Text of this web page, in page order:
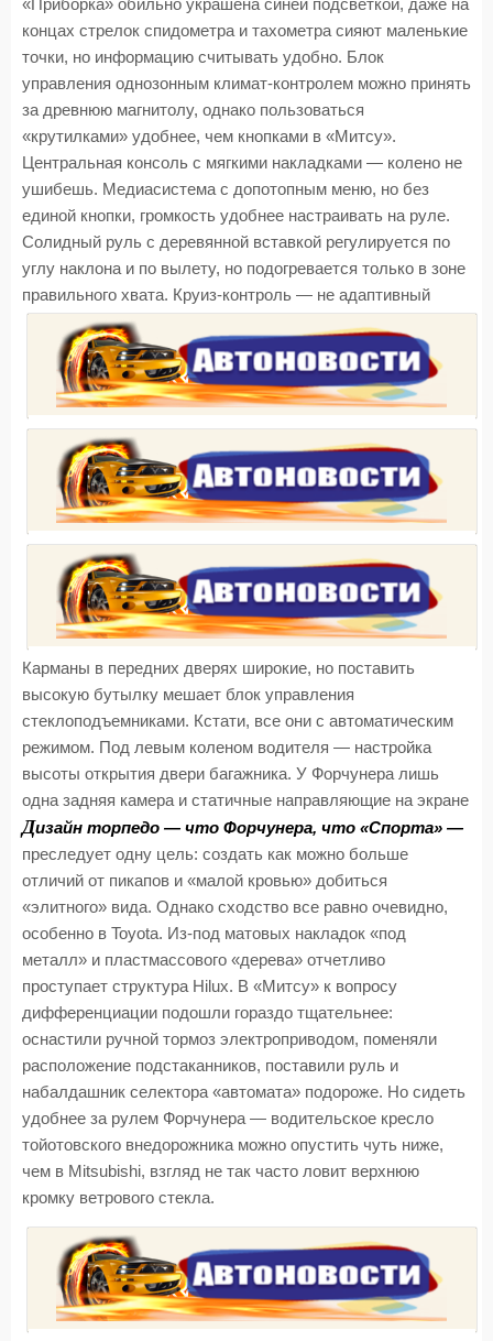
«Приборка» обильно украшена синей подсветкой, даже на
концах стрелок спидометра и тахометра сияют маленькие
точки, но информацию считывать удобно. Блок
управления однозонным климат-контролем можно принять
за древнюю магнитолу, однако пользоваться
«крутилками» удобнее, чем кнопками в «Митсу».
Центральная консоль с мягкими накладками — колено не
ушибешь. Медиасистема с допотопным меню, но без
единой кнопки, громкость удобнее настраивать на руле.
Солидный руль с деревянной вставкой регулируется по
углу наклона и по вылету, но подогревается только в зоне
правильного хвата. Круиз-контроль — не адаптивный
Карманы в передних дверях широкие, но поставить
высокую бутылку мешает блок управления
стеклоподъемниками. Кстати, все они с автоматическим
режимом. Под левым коленом водителя — настройка
высоты открытия двери багажника. У Форчунера лишь
одна задняя камера и статичные направляющие на экране
Дизайн торпедо — что Форчунера, что «Спорта» —
преследует одну цель: создать как можно больше
отличий от пикапов и «малой кровью» добиться
«элитного» вида. Однако сходство все равно очевидно,
особенно в Toyota. Из-под матовых накладок «под
металл» и пластмассового «дерева» отчетливо
проступает структура Hilux. В «Митсу» к вопросу
дифференциации подошли гораздо тщательнее:
оснастили ручной тормоз электроприводом, поменяли
расположение подстаканников, поставили руль и
набалдашник селектора «автомата» подороже. Но сидеть
удобнее за рулем Форчунера — водительское кресло
тойотовского внедорожника можно опустить чуть ниже,
чем в Mitsubishi, взгляд не так часто ловит верхнюю
кромку ветрового стекла.